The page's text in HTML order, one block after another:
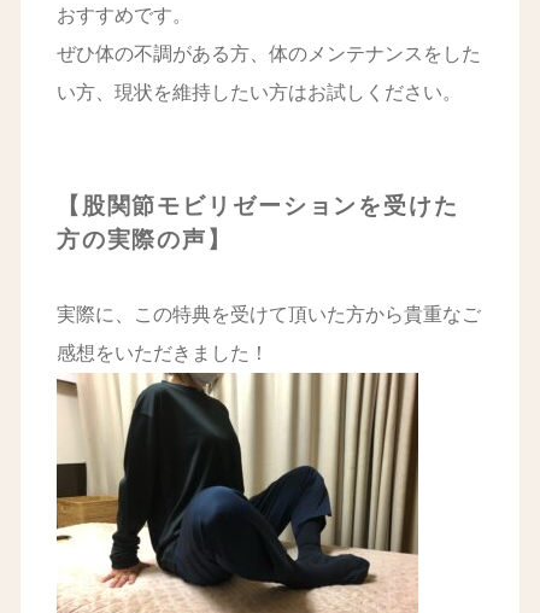
おすすめです。
ぜひ体の不調がある方、体のメンテナンスをした
い方、現状を維持したい方はお試しください。
【股関節モビリゼーションを受けた
方の実際の声】
実際に、この特典を受けて頂いた方から貴重なご
感想をいただきました！